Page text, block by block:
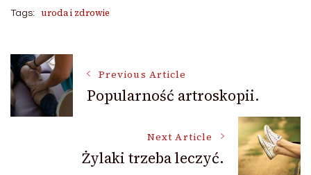
Tags: uroda i zdrowie
Post
Navigation
Previous Article
Popularność artroskopii.
Next Article
Żylaki trzeba leczyć.